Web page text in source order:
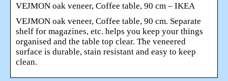
VEJMON oak veneer, Coffee table, 90 cm – IKEA
VEJMON oak veneer, Coffee table, 90 cm. Separate
shelf for magazines, etc. helps you keep your things
organised and the table top clear. The veneered
surface is durable, stain resistant and easy to keep
clean.